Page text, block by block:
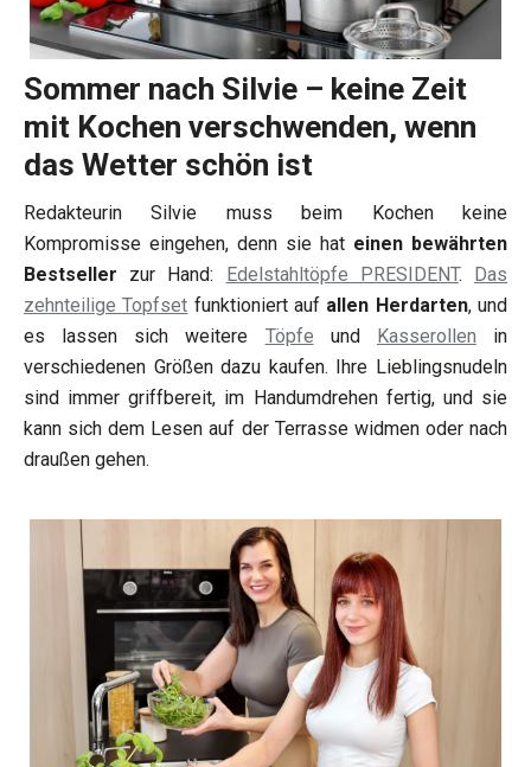
Sommer nach Silvie – keine Zeit
mit Kochen verschwenden, wenn
das Wetter schön ist
Redakteurin Silvie muss beim Kochen keine
Kompromisse eingehen, denn sie hat einen bewährten
Bestseller zur Hand: Edelstahltöpfe PRESIDENT. Das
zehnteilige Topfset funktioniert auf allen Herdarten, und
es lassen sich weitere Töpfe und Kasserollen in
verschiedenen Größen dazu kaufen. Ihre Lieblingsnudeln
sind immer griffbereit, im Handumdrehen fertig, und sie
kann sich dem Lesen auf der Terrasse widmen oder nach
draußen gehen.